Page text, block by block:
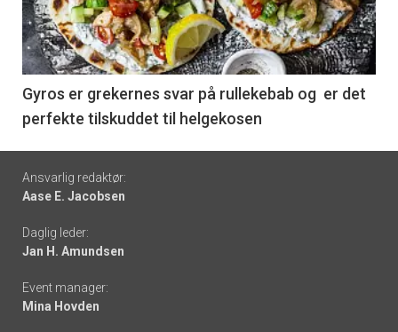
nå
-
6
Gyros er grekernes svar på rullekebab og er det
perfekte tilskuddet til helgekosen
Footer
-
links
Ansvarlig redaktør:
Aase E. Jacobsen
Daglig leder:
Jan H. Amundsen
Event manager:
Mina Hovden